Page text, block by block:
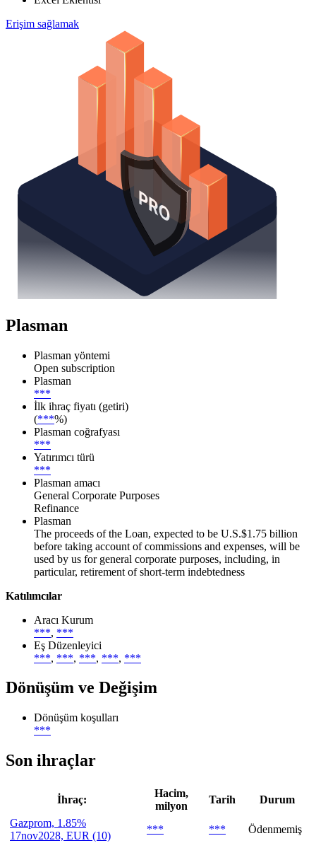
Erişim sağlamak
Plasman
Plasman yöntemi
Open subscription
Plasman
***
İlk ihraç fiyatı (getiri)
(***%)
Plasman coğrafyası
***
Yatırımcı türü
***
Plasman amacı
General Corporate Purposes
Refinance
Plasman
The proceeds of the Loan, expected to be U.S.$1.75 billion
before taking account of commissions and expenses, will be
used by us for general corporate purposes, including, in
particular, retirement of short-term indebtedness
Katılımcılar
Aracı Kurum
***, ***
Eş Düzenleyici
***, ***, ***, ***, ***
Dönüşüm ve Değişim
Dönüşüm koşulları
***
Son ihraçlar
İhraç:
Hacim,
milyon
Tarih
Durum
Gazprom, 1.85%
17nov2028, EUR (10)
*** ***
Ödenmemiş